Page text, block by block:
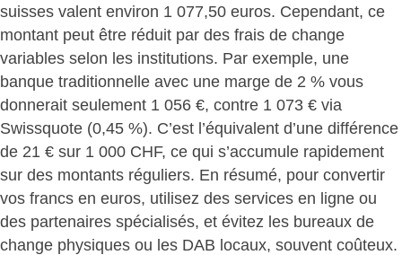
suisses valent environ 1 077,50 euros. Cependant, ce
montant peut être réduit par des frais de change
variables selon les institutions. Par exemple, une
banque traditionnelle avec une marge de 2 % vous
donnerait seulement 1 056 €, contre 1 073 € via
Swissquote (0,45 %). C’est l’équivalent d’une différence
de 21 € sur 1 000 CHF, ce qui s’accumule rapidement
sur des montants réguliers. En résumé, pour convertir
vos francs en euros, utilisez des services en ligne ou
des partenaires spécialisés, et évitez les bureaux de
change physiques ou les DAB locaux, souvent coûteux.